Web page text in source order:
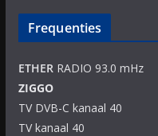
Frequenties
ETHERRADIO 93.0 mHz
ZIGGO
TV DVB-C kanaal 40
TV kanaal 40